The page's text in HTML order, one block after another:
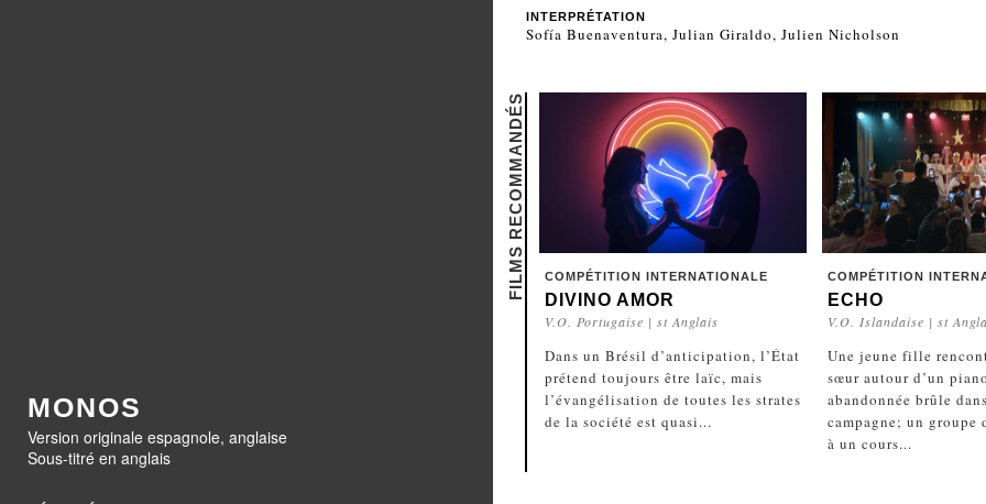
MONOS
Version originale espagnole, anglaise
Sous-titré en anglais
INTERPRÉTATION
Sofía Buenaventura, Julian Giraldo, Julien Nicholson
FILMS RECOMMANDÉS COMPÉTITION INTERNATIONALE
DIVINO AMOR
V.O. Portugaise | st Anglais
Dans un Brésil d’anticipation, l’État
prétend toujours être laïc, mais
l’évangélisation de toutes les strates
de la société est quasi...
COMPÉTITION
ECHO
V.O. Islandaise | st
Une jeune fille
sœur autour d’un
abandonnée brûle
campagne; un groupe
à un cours...